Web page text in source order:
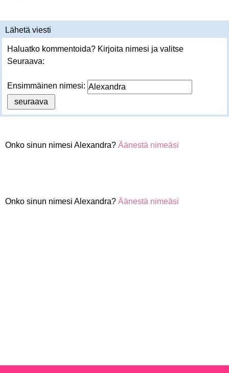
Lähetä viesti
Haluatko kommentoida? Kirjoita nimesi ja valitse
Seuraava:
Ensimmäinen nimesi:
Onko sinun nimesi Alexandra? Äänestä nimeäsi
Onko sinun nimesi Alexandra? Äänestä nimeäsi